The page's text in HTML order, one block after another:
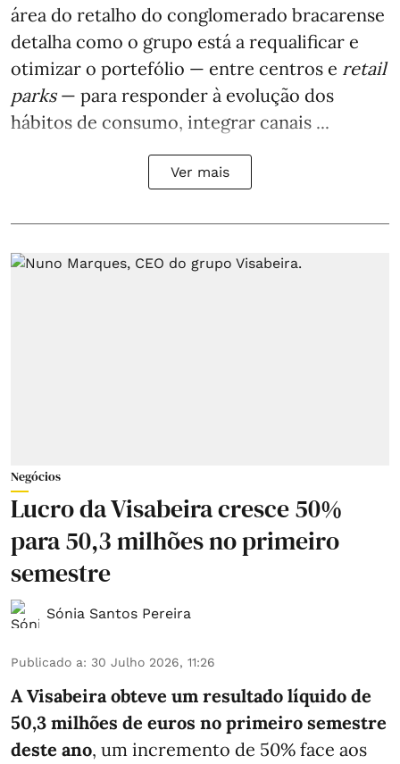
área do retalho do conglomerado bracarense
detalha como o grupo está a requalificar e
otimizar o portefólio — entre centros e retail
parks— para responder à evolução dos
hábitos de consumo, integrar canais ...
Ver mais
Negócios
Lucro da Visabeira cresce 50%
para 50,3 milhões no primeiro
semestre
Sónia Santos Pereira
Publicado a: 30 Julho 2026, 11:26
A Visabeira obteve um resultado líquido de
50,3 milhões de euros no primeiro semestre
deste ano, um incremento de 50% face aos